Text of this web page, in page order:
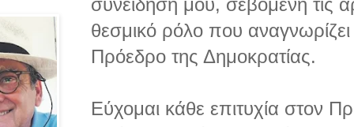
θεσμικό ρόλο που
Πρόεδρο της Δημοκρατίας.
Εύχομαι κάθε επιτυχία στον